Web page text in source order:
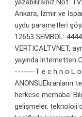
Ankara, İzmir ve
uydu parametleri
12653 SEMBOL:
VERTICALTVNET,
yayında.İnternetten
-------T e c h n o L o
ANONSUEkranların
herkese merhaba.
gelişmeler, teknoloji